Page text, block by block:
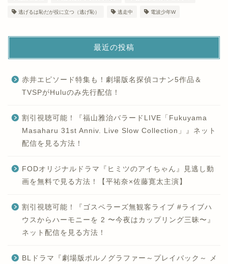
逃げるは恥だが役に立つ（逃げ恥） 逃走中 電波少年W
最近の投稿
赤井エピソード特集も！劇場版名探偵コナン5作品＆
TVSPがHuluのみ先行配信！
割引視聴可能！『福山雅治バラードLIVE「Fukuyama
Masaharu 31st Anniv. Live Slow Collection」』ネット
配信を見る方法！
FODオリジナルドラマ『ヒミツのアイちゃん』見逃し動
画を無料で見る方法！【平祐奈×佐藤寛太主演】
割引視聴可能！『ゴスペラーズ無観客ライブ #ライブハ
ウスからハーモニーを 2 〜今夜はカップリング三昧〜』
ネット配信を見る方法！
BLドラマ『劇場版ポルノグラファー～プレイバック～ メ